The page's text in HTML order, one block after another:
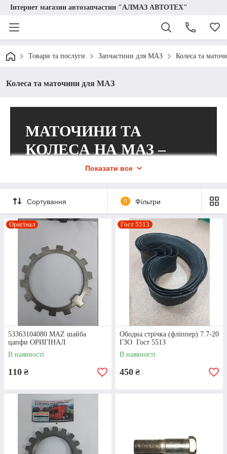
Інтернет магазин автозапчастин "АЛМАЗ АВТОТЕХ"
Товари та послуги Запчастини для МАЗ Колеса та
Колеса та маточини для МАЗ
МАТОЧИНИ ТА
КОЛЕСА НА МАЗ –
ВЕЛИКИЙ
АСОРТИМЕНТ
ЗАПЧАСТИН ВІД
КОМПАНІЇ «АЛМАЗ
АВТОТЕХ»!
Пропонуємо товари відомих світових
виробників за оптимальними цінами,
без переплат. Здійснюємо продаж
оптом та в роздріб!
Всі запчастини є на складі, завдяки чому виконуємо
оперативну доставку по всій Україні в мінімальні
терміни. Якщо буде потрібна допомога фахівця, готові
надати експертну консультацію та допомогу у виборі.
Приступити до вибору
Маточина МАЗ: особливості конструкції
Якісні запчастини для маточин коліс МАЗ є запорукою
комфортного та безпечного керування транспортним засобом.
Показати все
Сортування 0 Фільтри
Оригінал
53363104080 MAZ шайба
цапфи ОРИГІНАЛ
В наявності
110 ₴
Гост 5513
Ободна стрічка (фліппер) 7.7-20
ГЗО Гост 5513
В наявності
450 ₴